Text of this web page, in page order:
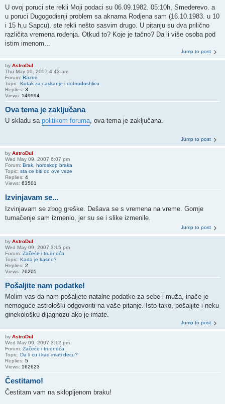
U ovoj poruci ste rekli Moji podaci su 06.09.1982. 05:10h, Smederevo. a
u poruci Dugogodisnji problem sa aknama Rodjena sam (16.10.1983. u 10
i 15 h,u Sapcu). ste rekli nešto sasvim drugo. U pitanju su dva prilično
različita vremena rođenja. Otkud to? Koje je tačno? Da li više osoba pod
istim imenom...
Jump to post
by AstroDul
Thu May 10, 2007 4:43 am
Forum: Razno
Topic: Kutak za caskanje i dobrodoshlicu
Replies: 3
Views: 149994
Ova tema je zaključana
U skladu sa politikom foruma, ova tema je zaključana.
Jump to post
by AstroDul
Wed May 09, 2007 6:07 pm
Forum: Brak, horoskop braka
Topic: sta ce biti od ove veze
Replies: 4
Views: 63501
Izvinjavam se...
Izvinjavam se zbog greške. Dešava se s vremena na vreme. Gornje
tumačenje sam izmenio, jer su se i slike izmenile.
Jump to post
by AstroDul
Wed May 09, 2007 3:15 pm
Forum: Začeće i trudnoća
Topic: Kada je kasno?
Replies: 2
Views: 76205
Pošaljite nam podatke!
Molim vas da nam pošaljete natalne podatke za sebe i muža, inače je
nemoguće astrološki odgovoriti na vaše pitanje. Isto tako, pošaljite i neku
ginekološku dijagnozu ako je imate.
Jump to post
by AstroDul
Wed May 09, 2007 3:12 pm
Forum: Začeće i trudnoća
Topic: Da li cu i kad imati decu?
Replies: 5
Views: 162623
Čestitamo!
Čestitam vam na sklopljenom braku!